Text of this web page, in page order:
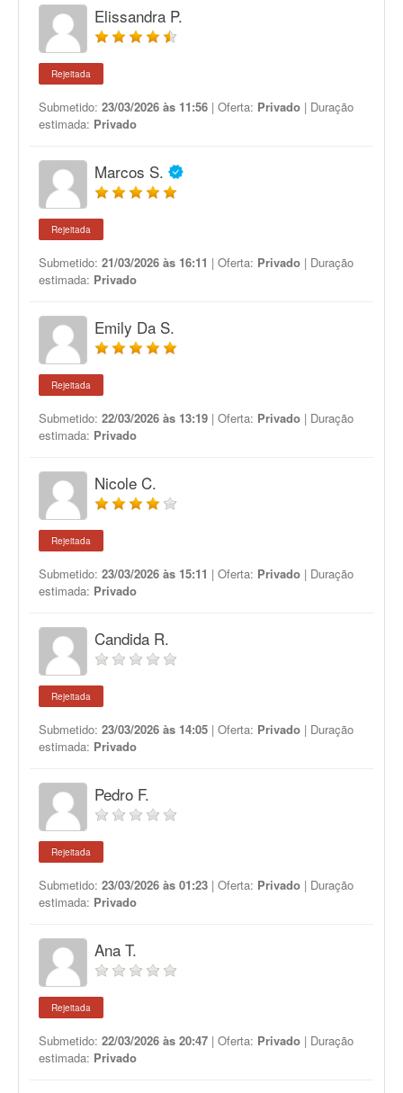
Elissandra P.
Rejeitada
Submetido: 23/03/2026 às 11:56 | Oferta: Privado | Duração
estimada: Privado
Marcos S.
Rejeitada
Submetido: 21/03/2026 às 16:11 | Oferta: Privado | Duração
estimada: Privado
Emily Da S.
Rejeitada
Submetido: 22/03/2026 às 13:19 | Oferta: Privado | Duração
estimada: Privado
Nicole C.
Rejeitada
Submetido: 23/03/2026 às 15:11 | Oferta: Privado | Duração
estimada: Privado
Candida R.
Rejeitada
Submetido: 23/03/2026 às 14:05 | Oferta: Privado | Duração
estimada: Privado
Pedro F.
Rejeitada
Submetido: 23/03/2026 às 01:23 | Oferta: Privado | Duração
estimada: Privado
Ana T.
Rejeitada
Submetido: 22/03/2026 às 20:47 | Oferta: Privado | Duração
estimada: Privado